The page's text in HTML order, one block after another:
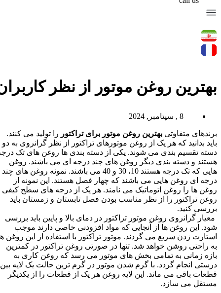
بهترین روغن موتور از نظر کاربران
برندهای متفاوتی بهترین روغن موتور برای تراکتوررا تولید می کنند.
باید بدانید که هر یک از روغن موتورهای تراکتور از نظر گرانروی به دو
دسته تقسیم بندی می شوند. یکی از دسته بندی ها روغن های تک درجه
هستند و دسته بندی دیگر روغن های چند درجه ای می باشند. روغن
هایی که تک درجه هستند 10، 30 و 40 می باشند. نمونه روغن های چند
درجه ای روغن هایی می باشند که چهار فصل هستند. این نمونه از
روغن ها را روغن اتوماتیک می نامند. هر یک از درجه های سطح کیفی
روغن تراکتور را از نظر مناسب بودن فصل تابستان و زمستان باید
بررسی کنید.
معیار گرانروی روغن موتور تراکتور در دمای بالا و پایین باید بررسی
شود. این روغن ها از آنجایی که مواد افزودنی خاصی دارند موجب
استارت زدن سریع می گردند. موتور تراکتور با استفاده از این روغن ها
به راحتی روشن خواهد شد. تنها در صورتی روغن تراکتور در کمترین
بازه زمانی به تمامی بخش‌ های موتور می ‌رسد که روغن کاری به
درستی انجام گردد. با گرم شدن موتور در گرم ترین حالت یک لایه بین
قطعات باقی می‌ ماند. این لایه روغن هر یک از قطعات را از یکدیگر
مستقل می سازد.